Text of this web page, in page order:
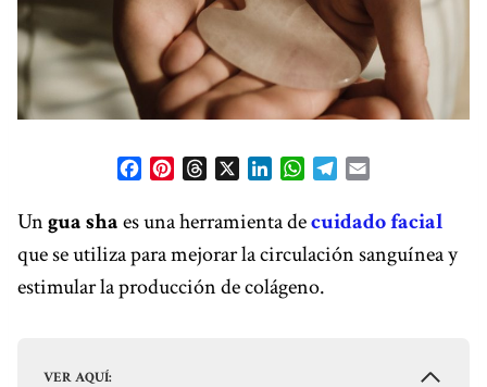
c
b
o
n
e
r
r
a
d
n
e
d
W
a
t
s
A
l
g
a
l
Ungua shaes una herramienta decuidado facial
que se utiliza para mejorar la circulación sanguínea y
estimular la producción de colágeno.
VER AQUÍ: